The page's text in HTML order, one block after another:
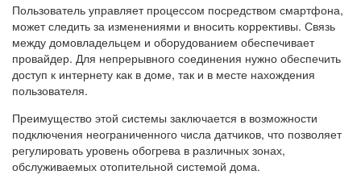
Пользователь управляет процессом посредством смартфона,
может следить за изменениями и вносить коррективы. Связь
между домовладельцем и оборудованием обеспечивает
провайдер. Для непрерывного соединения нужно обеспечить
доступ к интернету как в доме, так и в месте нахождения
пользователя.
Преимущество этой системы заключается в возможности
подключения неограниченного числа датчиков, что позволяет
регулировать уровень обогрева в различных зонах,
обслуживаемых отопительной системой дома.